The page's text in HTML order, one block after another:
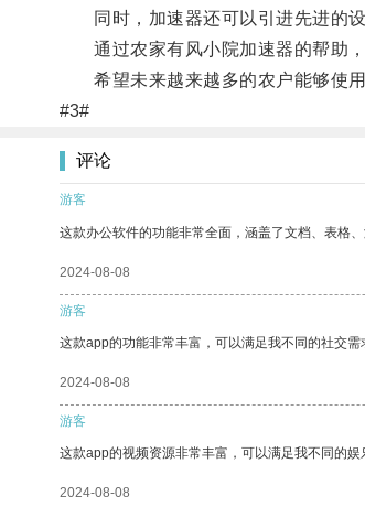
同时，加速器还可以引进先进的设
通过农家有风小院加速器的帮助，
希望未来越来越多的农户能够使用
#3#
评论
游客
这款办公软件的功能非常全面，涵盖了文档、表格
2024-08-08
游客
这款app的功能非常丰富，可以满足我不同的社交需
2024-08-08
游客
这款app的视频资源非常丰富，可以满足我不同的娱
2024-08-08